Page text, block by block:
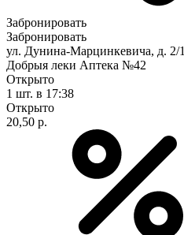
Забронировать
Забронировать
ул. Дунина-Марцинкевича, д. 2/1
Добрыя леки Аптека №42
Открыто
1 шт. в 17:38
Открыто
20,50 р.